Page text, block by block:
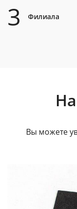
3 Филиала
Вы можете